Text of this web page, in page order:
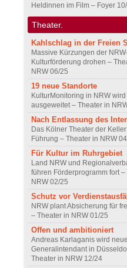
Heldinnen im Film – Foyer
Theater.
Kahlschlag in der Freien
Massive Kürzungen der
Kulturförderung drohen –
NRW 06/25
19 neue Standorte
KulturMonitoring in NRW wird
ausgeweitet – Theater in
Nach Entlassung des
Das Kölner Theater der
Führung – Theater in NRW
Für Kultur im Ruhrgebiet
Land NRW und
führen Förderprogramm fort –
NRW 02/25
Schutz vor
NRW plant Absicherung für
– Theater in NRW 01/25
Offen und ambitioniert
Andreas Karlaganis wird
Generalintendant in
Theater in NRW 12/24